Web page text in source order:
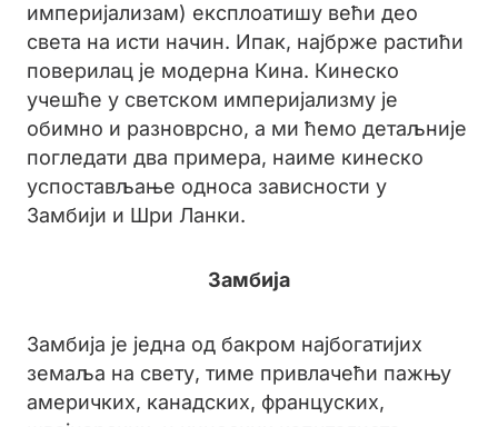
империјализам) експлоатишу већи део
света на исти начин. Ипак, најбрже растићи
поверилац је модерна Кина. Кинеско
учешће у светском империјализму је
обимно и разноврсно, а ми ћемо детаљније
погледати два примера, наиме кинеско
успостављање односа зависности у
Замбији и Шри Ланки.
Замбија
Замбија је једна од бакром најбогатијих
земаља на свету, тиме привлачећи пажњу
америчких, канадских, француских,